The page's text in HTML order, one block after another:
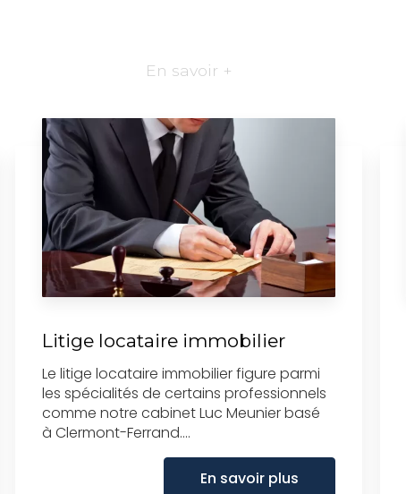
En savoir +
Litige locataire immobilier
Le litige locataire immobilier figure parmi
les spécialités de certains professionnels
comme notre cabinet Luc Meunier basé
à Clermont-Ferrand....
En savoir plus